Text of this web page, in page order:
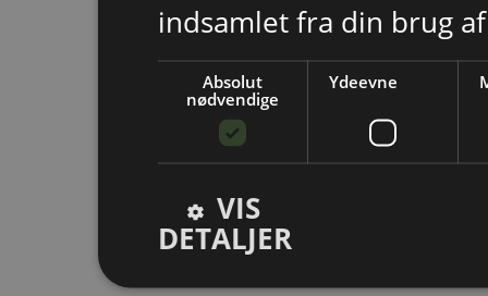
indsamlet fra din brug
Absolut
nødvendige
Ydeevne
VIS
DETALJER